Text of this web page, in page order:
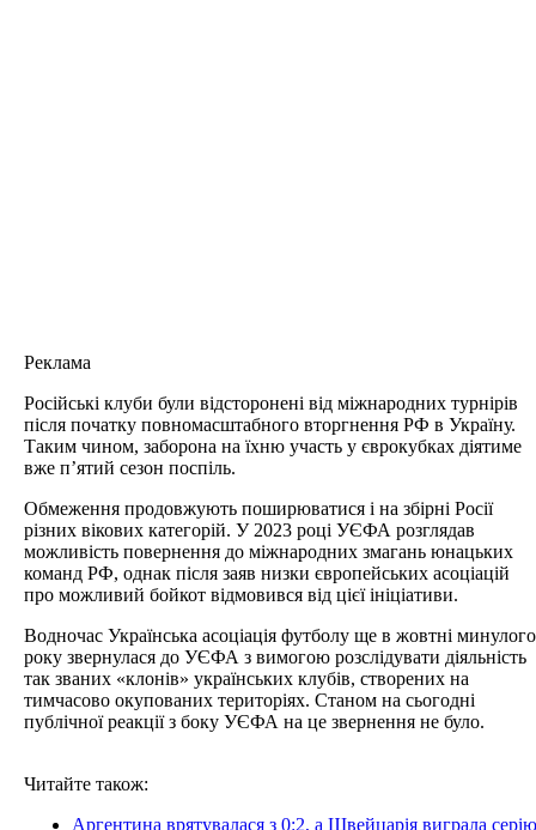
Реклама
Російські клуби були відсторонені від міжнародних турнірів
після початку повномасштабного вторгнення РФ в Україну.
Таким чином, заборона на їхню участь у єврокубках діятиме
вже п’ятий сезон поспіль.
Обмеження продовжують поширюватися і на збірні Росії
різних вікових категорій. У 2023 році УЄФА розглядав
можливість повернення до міжнародних змагань юнацьких
команд РФ, однак після заяв низки європейських асоціацій
про можливий бойкот відмовився від цієї ініціативи.
Водночас Українська асоціація футболу ще в жовтні минулого
року звернулася до УЄФА з вимогою розслідувати діяльність
так званих «клонів» українських клубів, створених на
тимчасово окупованих територіях. Станом на сьогодні
публічної реакції з боку УЄФА на це звернення не було.
Читайте також:
Аргентина врятувалася з 0:2, а Швейцарія виграла серію